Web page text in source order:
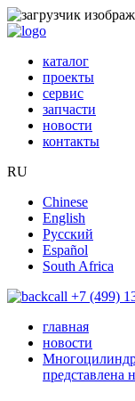
каталог
проекты
сервис
запчасти
новости
контакты
RU
Chinese
English
Русский
Español
South Africa
+7 (499)
главная
новости
представлена